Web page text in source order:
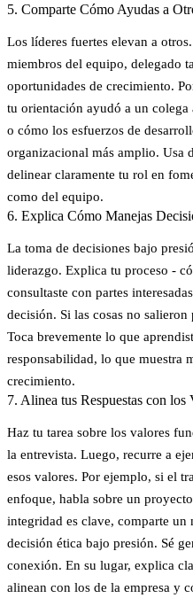
5. Comparte Cómo Ayudas a
Los líderes fuertes elevan a
miembros del equipo, delegado
oportunidades de crecimiento.
tu orientación ayudó a un colega
o cómo los esfuerzos de
organizacional más amplio. Usa
delinear claramente tu rol en
como del equipo.
6. Explica Cómo Manejas
La toma de decisiones bajo
liderazgo. Explica tu proceso -
consultaste con partes
decisión. Si las cosas no
Toca brevemente lo que
responsabilidad, lo que muestra
crecimiento.
7. Alinea tus Respuestas con los
Haz tu tarea sobre los valores
la entrevista. Luego, recurre a
esos valores. Por ejemplo, si el
enfoque, habla sobre un
integridad es clave, comparte un
decisión ética bajo presión. Sé
conexión. En su lugar, explica
alinean con los de la empresa y